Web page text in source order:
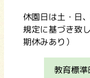
休園日は土・日
規定に基づき致
期休みあり）
教育標準